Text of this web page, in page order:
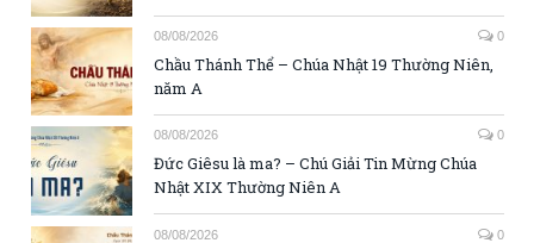
08/08/2026 0
Chầu Thánh Thể – Chúa Nhật 19 Thường Niên,
năm A
08/08/2026 0
Đức Giêsu là ma? – Chú Giải Tin Mừng Chúa
Nhật XIX Thường Niên A
08/08/2026 0